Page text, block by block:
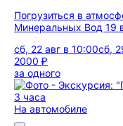
Погрузиться в
Минеральных Вод 19
сб, 22 авг в 10:00сб,
2000 ₽
за одного
3 часа
На автомобиле